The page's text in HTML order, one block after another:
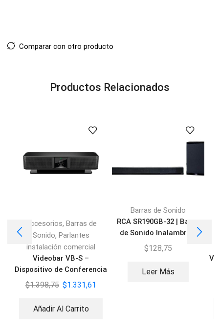
Comparar con otro producto
Productos Relacionados
Accesorios, Barras de
Sonido, Parlantes
instalación comercial
Videobar VB-S –
Dispositivo de Conferencia
$1.398,75 $1.331,61
Añadir Al Carrito
Barras de Sonido
RCA SR190GB-32 | Barra
de Sonido Inalambrica
$128,75
Leer Más